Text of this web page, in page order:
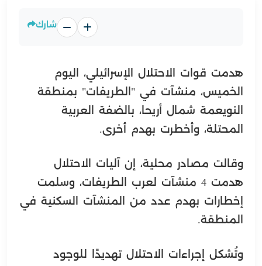
شارك
هدمت قوات الاحتلال الإسرائيلي، اليوم
الخميس، منشآت في "الطريفات" بمنطقة
النويعمة شمال أريحا، بالضفة العربية
المحتلة، وأخطرت بهدم أخرى.
وقالت مصادر محلية، إن آليات الاحتلال
هدمت 4 منشآت لعرب الطريفات، وسلمت
إخطارات بهدم عدد من المنشآت السكنية في
المنطقة.
وتُشكل إجراءات الاحتلال تهديدًا للوجود